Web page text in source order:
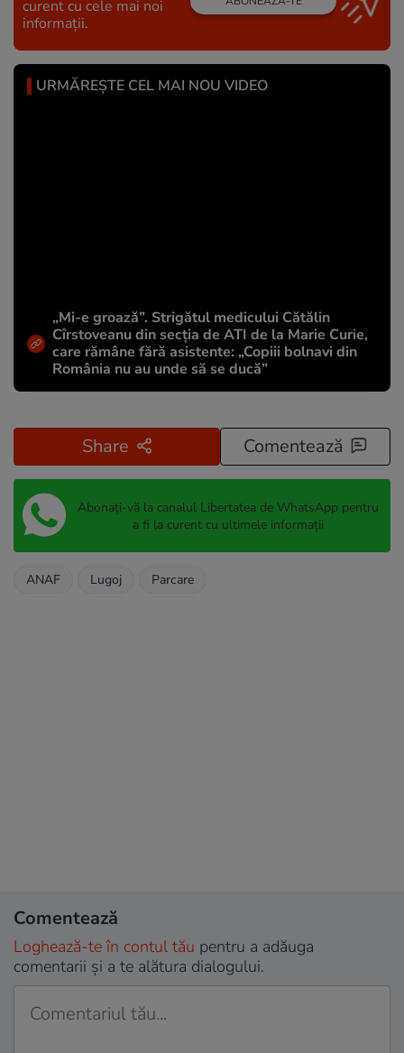
curent cu cele mai noi
informații.
URMĂREȘTE CEL MAI NOU VIDEO
„Mi-e groază”. Strigătul medicului Cătălin
Cîrstoveanu din secția de ATI de la Marie Curie,
care rămâne fără asistente: „Copiii bolnavi din
România nu au unde să se ducă”
Share Comentează
Abonați-vă la canalul Libertatea de WhatsApp pentru
a fi la curent cu ultimele informații
ANAF Lugoj Parcare
Comentează
Loghează-te în contul tău pentru a adăuga
comentarii și a te alătura dialogului.